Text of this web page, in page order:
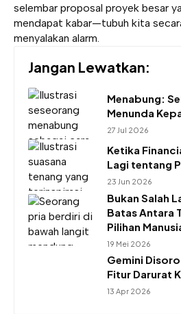
selembar proposal proyek besar
mendapat kabar—tubuh kita
menyalakan alarm.
Jangan Lewatkan:
Menabung:
Menunda
27 Jul 2026
Ketika
Lagi tentang
23 Jun 2026
Bukan Salah
Batas Antara
Pilihan
19 Mei 2026
Gemini
Fitur Darurat
13 Apr 2026